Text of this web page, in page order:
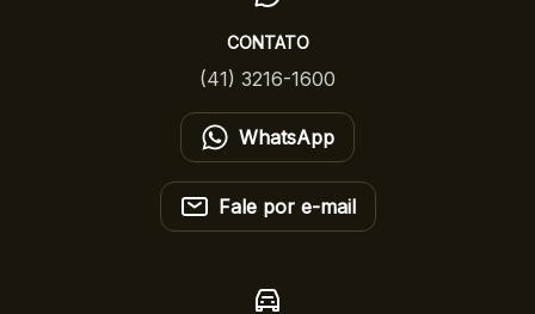
CONTATO
(41) 3216-1600
WhatsApp
Fale por e-mail